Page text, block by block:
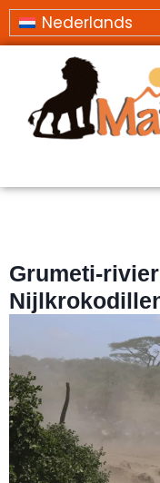
Nederlands
Grumeti-